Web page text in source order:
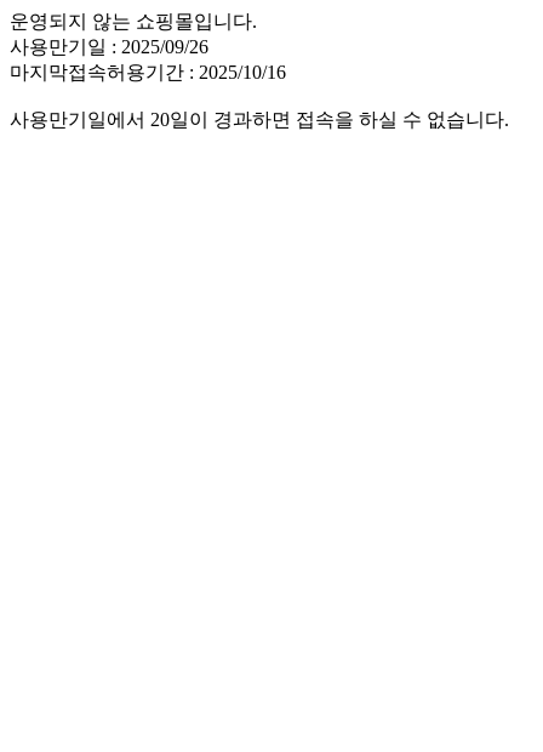
운영되지 않는 쇼핑몰입니다.
사용만기일 : 2025/09/26
마지막접속허용기간 : 2025/10/16
사용만기일에서 20일이 경과하면 접속을 하실 수 없습니다.